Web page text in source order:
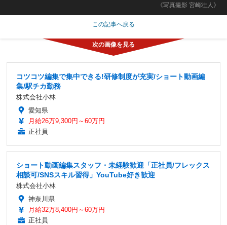
《写真撮影 宮崎壮人》
この記事へ戻る
コツコツ編集で集中できる!研修制度が充実/ショート動画編
集/駅チカ勤務
株式会社小林
愛知県
月給26万9,300円～60万円
正社員
ショート動画編集スタッフ・未経験歓迎「正社員/フレックス
相談可/SNSスキル習得」YouTube好き歓迎
株式会社小林
神奈川県
月給32万8,400円～60万円
正社員